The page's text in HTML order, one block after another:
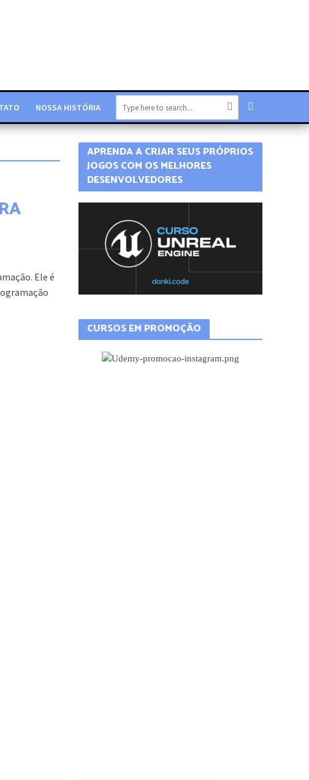
NOSSA HISTÓRIA
Ele é
APRENDA A CRIAR SEUS PRÓPRIOS
JOGOS COM OS MELHORES
DESENVOLVEDORES
CURSOS EM PROMOÇÃO